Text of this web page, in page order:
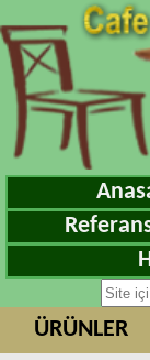
ÜRÜNLER